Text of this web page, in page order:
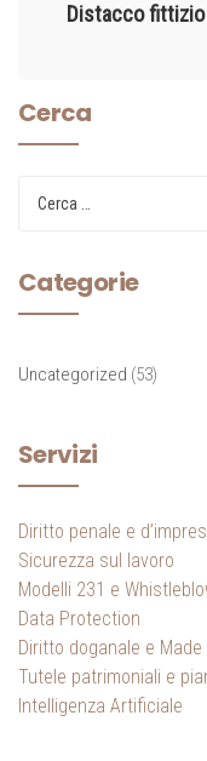
Distacco
Cerca
Categorie
Uncategorized (53)
Servizi
Diritto penale e
Sicurezza sul lavoro
Modelli 231 e
Data Protection
Diritto doganale e Made
Tutele patrimoniali e
Intelligenza Artificiale